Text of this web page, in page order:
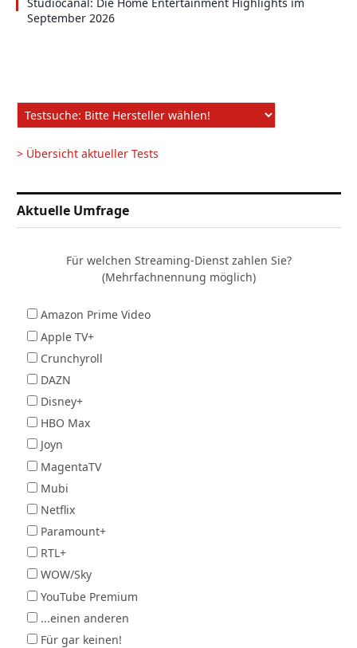
Studiocanal: Die Home Entertainment Highlights im
September 2026
> Übersicht aktueller Tests
Aktuelle Umfrage
Für welchen Streaming-Dienst zahlen Sie?
(Mehrfachnennung möglich)
Amazon Prime Video
Apple TV+
Crunchyroll
DAZN
Disney+
HBO Max
Joyn
MagentaTV
Mubi
Netflix
Paramount+
RTL+
WOW/Sky
YouTube Premium
...einen anderen
Für gar keinen!